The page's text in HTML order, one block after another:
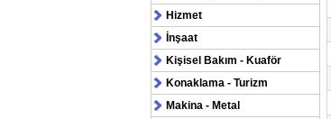
Hizmet
İnşaat
Kişisel Bakım - Kuaför
Konaklama - Turizm
Makina - Metal